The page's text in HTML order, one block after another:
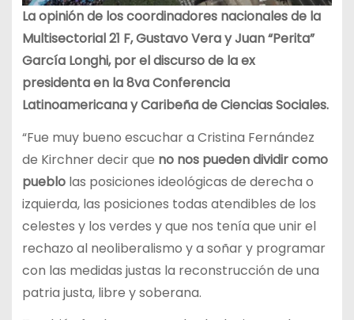
La opinión de los coordinadores nacionales de la
Multisectorial 21 F, Gustavo Vera y Juan “Perita”
García Longhi, por el discurso de la ex
presidentaen la 8va Conferencia
Latinoamericana y Caribeña de Ciencias Sociales.
“Fue muy bueno escuchar a Cristina Fernández
de Kirchner decir que no nos pueden dividir como
pueblolas posiciones ideológicas de derecha o
izquierda, las posiciones todas atendibles de los
celestes y los verdes y que nos tenía que unir el
rechazo al neoliberalismo y a soñar y programar
con las medidas justas la reconstrucción de una
patria justa, libre y soberana.